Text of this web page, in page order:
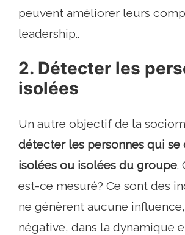
peuvent améliorer leurs
leadership..
2. Détecter les
isolées
Un autre objectif de la
détecter les personnes qui se
isolées ou isolées du groupe.
est-ce mesuré? Ce sont des
ne génèrent aucune
négative, dans la dynamique